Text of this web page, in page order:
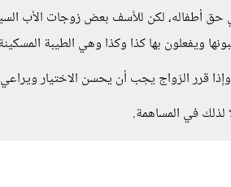
أطفاله، لكن للأسف بعض زوجات الأب
ويفعلون بها كذا وكذا وهي الطيبة
قرر الزواج يجب أن يحسن الاختيار ويراعي
في المساهمة.